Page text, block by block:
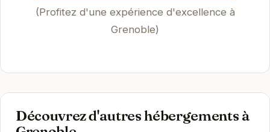
(Profitez d'une expérience d'excellence à
Grenoble)
Découvrez d'autres hébergements à